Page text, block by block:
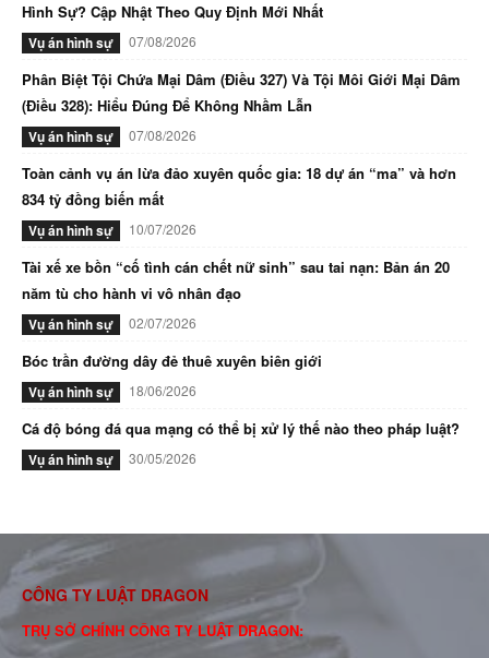
Hình Sự? Cập Nhật Theo Quy Định Mới Nhất
Vụ án hình sự 07/08/2026
Phân Biệt Tội Chứa Mại Dâm (Điều 327) Và Tội Môi Giới Mại Dâm
(Điều 328): Hiểu Đúng Để Không Nhầm Lẫn
Vụ án hình sự 07/08/2026
Toàn cảnh vụ án lừa đảo xuyên quốc gia: 18 dự án “ma” và hơn
834 tỷ đồng biến mất
Vụ án hình sự 10/07/2026
Tài xế xe bồn “cố tình cán chết nữ sinh” sau tai nạn: Bản án 20
năm tù cho hành vi vô nhân đạo
Vụ án hình sự 02/07/2026
Bóc trần đường dây đẻ thuê xuyên biên giới
Vụ án hình sự 18/06/2026
Cá độ bóng đá qua mạng có thể bị xử lý thế nào theo pháp luật?
Vụ án hình sự 30/05/2026
CÔNG TY LUẬT DRAGON
TRỤ SỞ CHÍNH CÔNG TY LUẬT DRAGON: